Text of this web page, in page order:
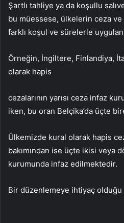
Şartlı tahliye ya da koşullu
bu müessese, ülkelerin ceza
farklı koşul ve sürelerle
Örneğin, İngiltere, Finlandiya,
olarak hapis
cezalarının yarısı ceza infaz
iken, bu oran Belçika’da üçte
Ülkemizde kural olarak hapis
bakımından ise üçte ikisi veya
kurumunda infaz edilmektedir.
Bir düzenlemeye ihtiyaç olduğu